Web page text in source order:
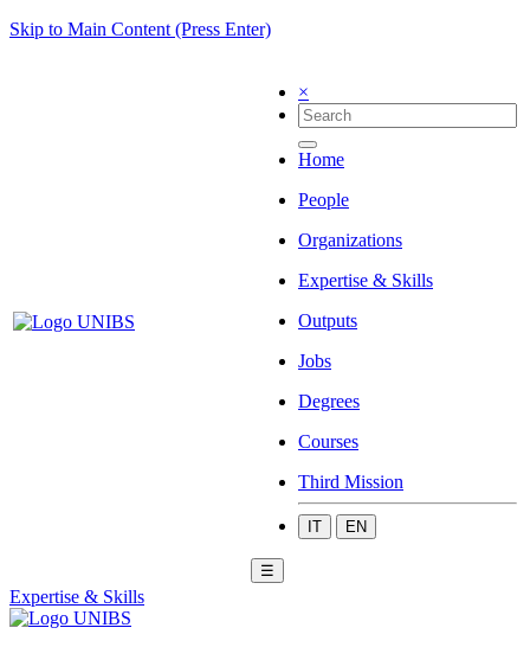
Skip to Main Content (Press Enter)
×
Home
People
Organizations
Expertise & Skills
Outputs
Jobs
Degrees
Courses
Third Mission
IT EN
☰
Expertise & Skills